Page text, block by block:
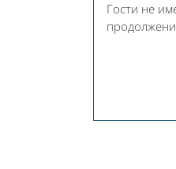
Гости не